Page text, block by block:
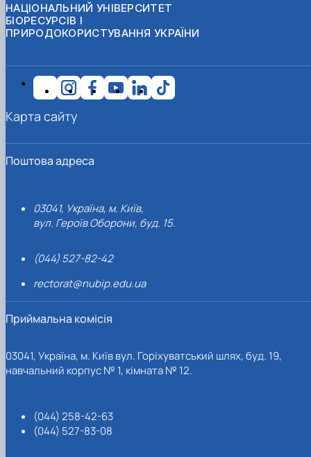
НАЦІОНАЛЬНИЙ УНІВЕРСИТЕТ
БІОРЕСУРСІВ І
ПРИРОДОКОРИСТУВАННЯ УКРАЇНИ
Поштова адреса
03041, Україна, м. Київ,
вул. Героїв Оборони, буд. 15.
(044) 527-82-42
rectorat@nubip.edu.ua
Приймальна комісія
03041, Україна, м. Київ вул. Горіхуватський шлях, буд. 19,
навчальний корпус № 1, кімната № 12.
(044) 258-42-63
(044) 527-83-08
Карта сайту